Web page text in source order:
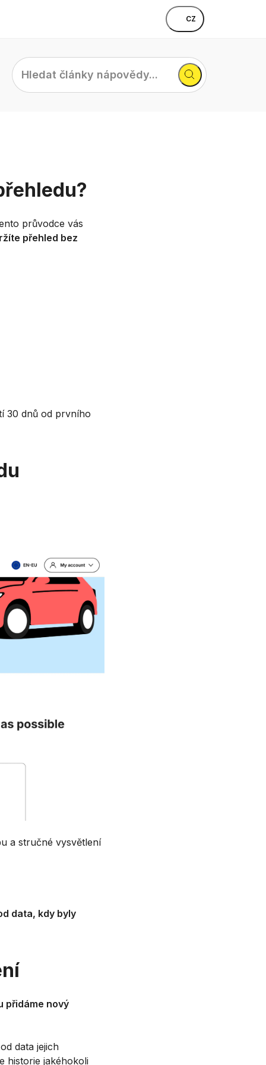
CZ
Hledat
články
nápovědy...
průvodce vás
přehled bez
30 dnů od prvního
a stručné vysvětlení
data, kdy byly
přidáme nový
data jejich
historie jakéhokoli